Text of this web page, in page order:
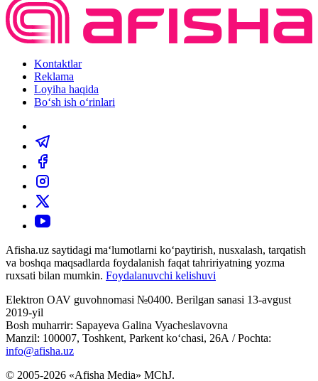
Kontaktlar
Reklama
Loyiha haqida
Bo‘sh ish o‘rinlari
Afisha.uz saytidagi ma‘lumotlarni ko‘paytirish, nusxalash, tarqatish
va boshqa maqsadlarda foydalanish faqat tahririyatning yozma
ruxsati bilan mumkin. Foydalanuvchi kelishuvi
Elektron OAV guvohnomasi №0400. Berilgan sanasi 13-avgust
2019-yil
Bosh muharrir: Sapayeva Galina Vyacheslavovna
Manzil: 100007, Toshkent, Parkent ko‘chasi, 26А / Pochta:
info@afisha.uz
© 2005-2026 «Afisha Media» MChJ.